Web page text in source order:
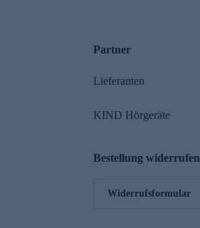
Partner
Lieferanten
KIND Hörgeräte
Bestellung widerrufen
Widerrufsformular